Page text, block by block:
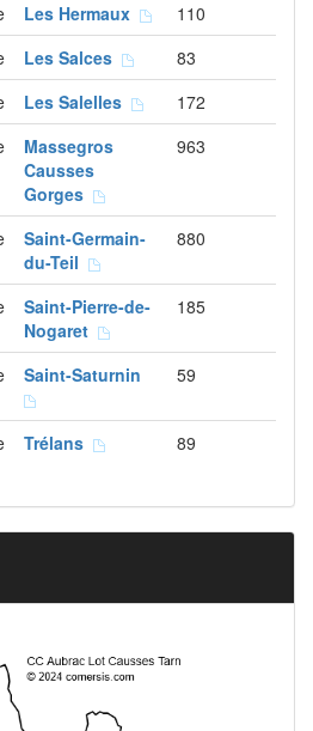
Les Hermaux
110
Les Salces
83
Les Salelles
172
Massegros
Causses
Gorges
963
Saint-Germain-
du-Teil
880
Saint-Pierre-de-
Nogaret
185
Saint-Saturnin 59
Trélans 89